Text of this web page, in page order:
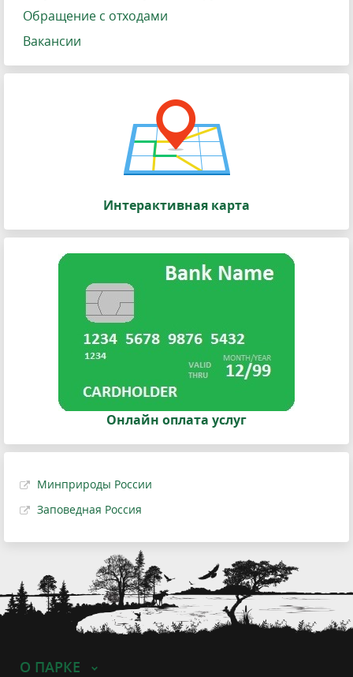
Обращение с отходами
Вакансии
Интерактивная карта
Онлайн оплата услуг
Минприроды России
Заповедная Россия
О ПАРКЕ